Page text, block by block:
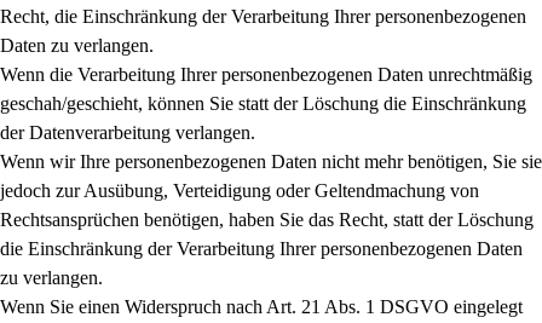
Recht, die Einschränkung der Verarbeitung Ihrer personenbezogenen
Daten zu verlangen.
Wenn die Verarbeitung Ihrer personenbezogenen Daten unrechtmäßig
geschah/geschieht, können Sie statt der Löschung die Einschränkung
der Datenverarbeitung verlangen.
Wenn wir Ihre personenbezogenen Daten nicht mehr benötigen, Sie sie
jedoch zur Ausübung, Verteidigung oder Geltendmachung von
Rechtsansprüchen benötigen, haben Sie das Recht, statt der Löschung
die Einschränkung der Verarbeitung Ihrer personenbezogenen Daten
zu verlangen.
Wenn Sie einen Widerspruch nach Art. 21 Abs. 1 DSGVO eingelegt